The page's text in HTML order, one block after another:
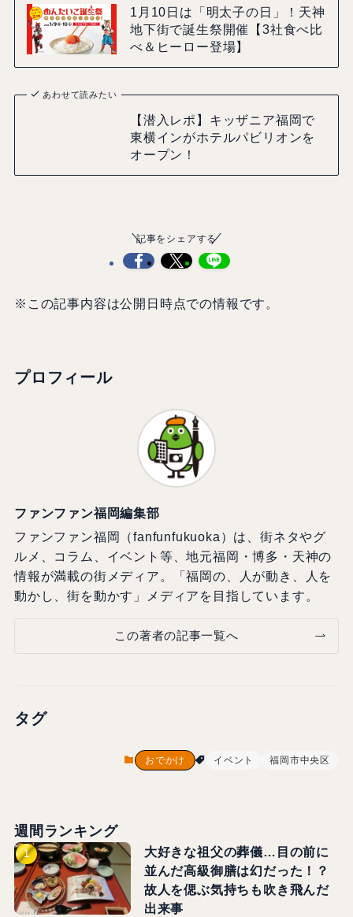
1月10日は「明太子の日」！天神
地下街で誕生祭開催【3社食べ比
べ＆ヒーロー登場】
あわせて読みたい
【潜入レポ】キッザニア福岡で
東横インがホテルパビリオンを
オープン！
記事をシェアする
※この記事内容は公開日時点での情報です。
プロフィール
ファンファン福岡編集部
ファンファン福岡（fanfunfukuoka）は、街ネタやグ
ルメ、コラム、イベント等、地元福岡・博多・天神の
情報が満載の街メディア。「福岡の、人が動き、人を
動かし、街を動かす」メディアを目指しています。
この著者の記事一覧へ
タグ
おでかけ イベント 福岡市中央区
週間ランキング
大好きな祖父の葬儀…目の前に
並んだ高級御膳は幻だった！？
故人を偲ぶ気持ちも吹き飛んだ
出来事